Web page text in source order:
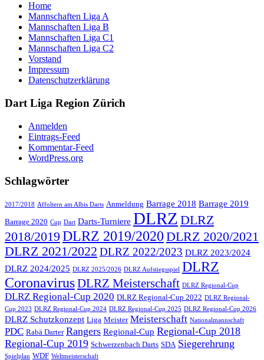
Home
Mannschaften Liga A
Mannschaften Liga B
Mannschaften Liga C1
Mannschaften Liga C2
Vorstand
Impressum
Datenschutzerklärung
Dart Liga Region Zürich
Anmelden
Eintrags-Feed
Kommentar-Feed
WordPress.org
Schlagwörter
2017/2018 Affoltern am Albis Darts Anmeldung Barrage 2018 Barrage 2019
Barrage 2020 Cup Dart Darts-Turniere DLRZ DLRZ
2018/2019 DLRZ 2019/2020 DLRZ 2020/2021
DLRZ 2021/2022 DLRZ 2022/2023 DLRZ 2023/2024
DLRZ 2024/2025 DLRZ 2025/2026 DLRZ Aufstiegsspiel DLRZ
CoronavirusDLRZ Meisterschaft DLRZ Regional-Cup
DLRZ Regional-Cup 2020 DLRZ Regional-Cup 2022 DLRZ Regional-
Cup 2023 DLRZ Regional-Cup 2024 DLRZ Regional-Cup 2025 DLRZ Regional-Cup 2026
DLRZ Schutzkonzept Liga Meister Meisterschaft Nationalmannschaft
PDC Rabä Darter Rangers Regional-Cup Regional-Cup 2018
Regional-Cup 2019 Schwerzenbach Darts SDA Siegerehrung
Spielplan WDF Weltmeisterschaft